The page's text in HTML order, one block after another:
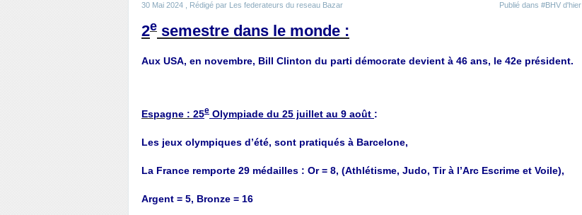
30 Mai 2024 , Rédigé par Les federateurs du reseau Bazar Publié dans #BHV d'hier
2e semestre dans le monde :
Aux USA, en novembre, Bill Clinton du parti démocrate devient à 46 ans, le 42e président.
Espagne : 25e Olympiade du 25 juillet au 9 août :
Les jeux olympiques d’été, sont pratiqués à Barcelone,
La France remporte 29 médailles : Or = 8, (Athlétisme, Judo, Tir à l’Arc Escrime et Voile),
Argent = 5, Bronze = 16